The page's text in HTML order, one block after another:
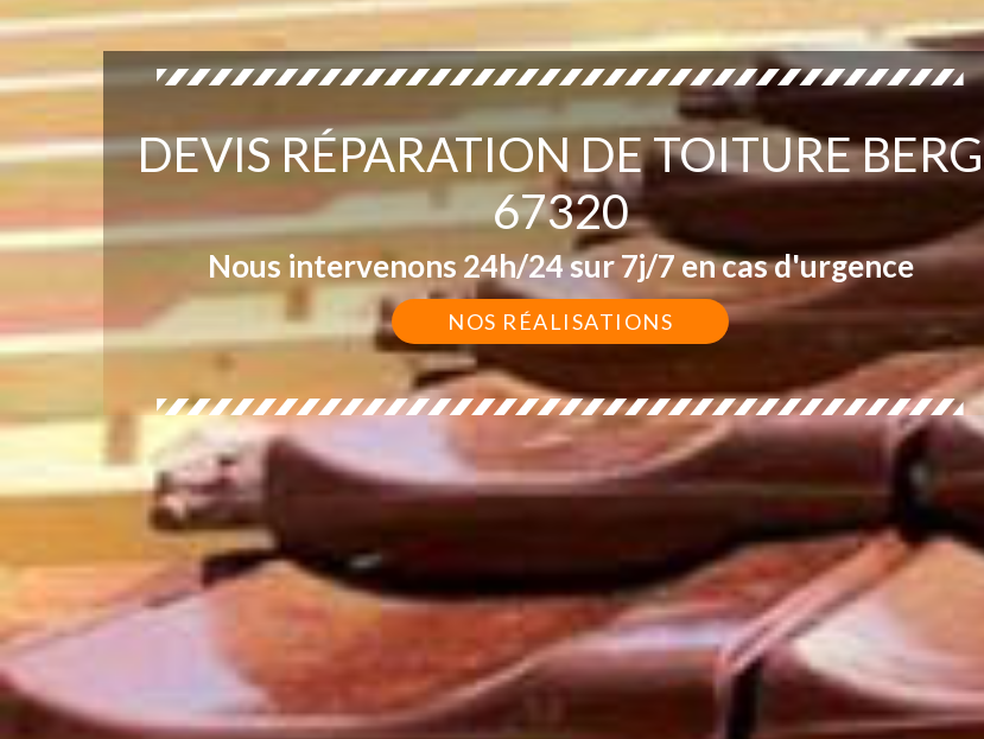
DEVIS RÉPARATION DE TOITURE BERG
67320
Nous intervenons 24h/24 sur 7j/7 en cas d'urgence
NOS RÉALISATIONS